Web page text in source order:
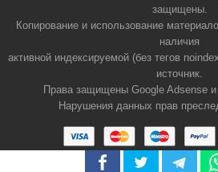
защищены.
Копирование и использование
наличия
активной индексируемой (без тегов
источник.
Права защищены Google Adsense и
Нарушения данных прав